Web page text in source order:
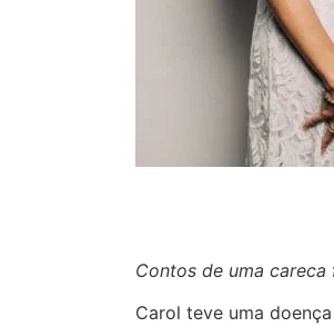
Contos de uma careca
Carol teve uma